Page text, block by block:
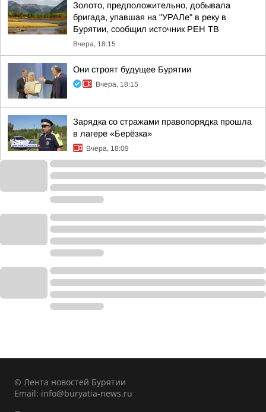
Золото, предположительно, добывала
бригада, упавшая на "УРАЛе" в реку в
Бурятии, сообщил источник РЕН ТВ
Вчера, 18:15
Они строят будущее Бурятии
Вчера, 18:15
Зарядка со стражами правопорядка прошла
в лагере «Берёзка»
Вчера, 18:09
© Лента новостей Бурятии
Email: info@buryatia-news.ru